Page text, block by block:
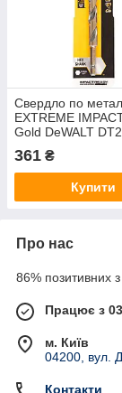
Свердло по
EXTREME
Gold DeWALT
361 ₴
Купити
Про нас
86% позитивних з
Працює з
м. Київ
04200, вул.
Контакти